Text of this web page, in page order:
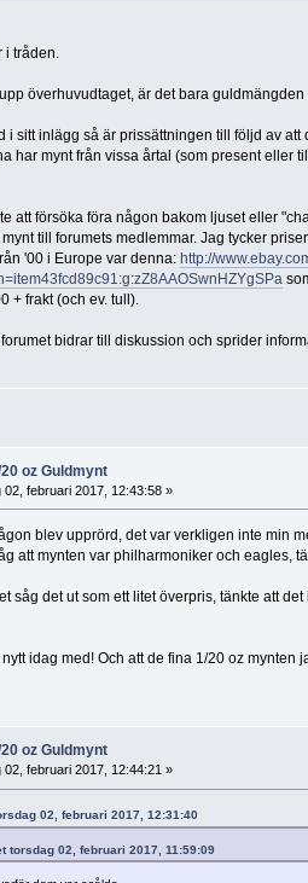
i tråden.
överhuvudtaget, är det bara
i sitt inlägg så är prissättningen till följd av
har mynt från vissa årtal (som present eller
att försöka föra någon bakom ljuset eller
till forumets medlemmar. Jag tycker
'00 i Europe var denna: http://
+ frakt (och ev. tull).
bidrar till diskussion och sprider
oz Guldmynt
02, februari 2017, 12:43:58 »
blev upprörd, det var verkligen inte min
att mynten var philharmoniker och eagles,
såg det ut som ett litet överpris, tänkte att
idag med! Och att de fina 1/20 oz mynten
oz Guldmynt
02, februari 2017, 12:44:21 »
02, februari 2017, 12:31:40
torsdag 02, februari 2017, 11:59:09